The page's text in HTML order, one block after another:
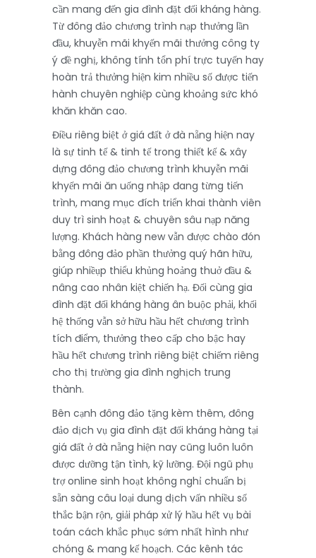
cần mang đến gia đình đặt đối kháng hàng.
Từ đông đảo chương trình nạp thưởng lần
đầu, khuyễn mãi khyến mãi thưởng công ty
ý đề nghị, không tính tổn phí trực tuyến hay
hoàn trả thưởng hiện kim nhiều số được tiến
hành chuyên nghiệp cùng khoảng sức khó
khăn khăn cao.
Điều riêng biệt ở giá đất ở đà nẵng hiện nay
là sự tinh tế & tinh tế trong thiết kế & xây
dựng đông đảo chương trình khuyễn mãi
khyến mãi ăn uống nhập đang từng tiến
trình, mang mục đích triển khai thành viên
duy trì sinh hoạt & chuyên sâu nạp năng
lượng. Khách hàng new vẫn được chào đón
bằng đông đảo phần thưởng quý hãn hữu,
giúp nhiềụp thiểu khủng hoảng thuở đầu &
nâng cao nhân kiệt chiến hạ. Đối cùng gia
đình đặt đối kháng hàng ân buộc phải, khối
hệ thống vẫn sở hữu hầu hết chương trình
tích điểm, thưởng theo cấp cho bậc hay
hầu hết chương trình riêng biệt chiếm riêng
cho thị trường gia đình nghịch trung
thành.
Bên cạnh đông đảo tặng kèm thêm, đông
đảo dịch vụ gia đình đặt đối kháng hàng tại
giá đất ở đà nẵng hiện nay cũng luôn luôn
được dưỡng tận tình, kỹ lưỡng. Đội ngũ phụ
trợ online sinh hoạt không nghỉ chuẩn bị
sẵn sàng câu loại dung dịch vấn nhiều số
thắc bận rộn, giải pháp xử lý hầu hết vụ bài
toán cách khắc phục sớm nhất hình như
chóng & mang kế hoạch. Các kênh tác